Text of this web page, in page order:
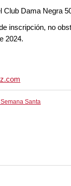
Club Dama Negra
inscripción, no
2024.
Santa